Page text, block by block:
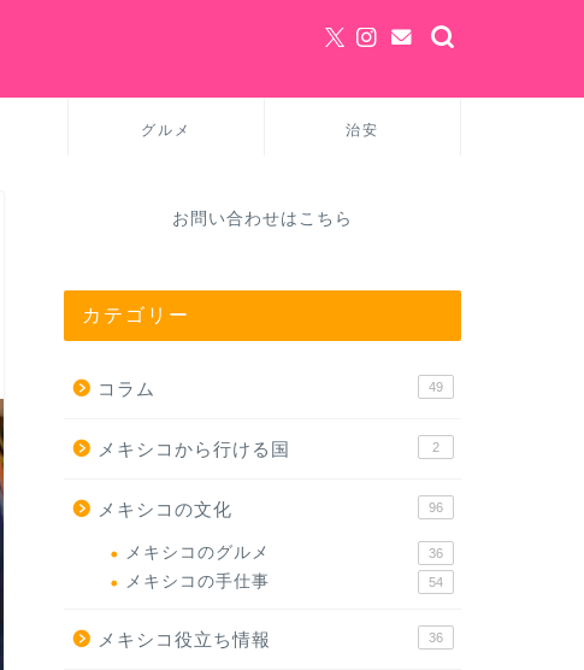
グルメ 治安
お問い合わせはこちら
カテゴリー
コラム 49
メキシコから行ける国 2
メキシコの文化 96
メキシコのグルメ 36
メキシコの手仕事 54
メキシコ役立ち情報 36